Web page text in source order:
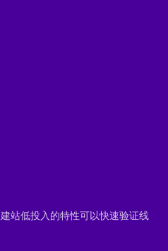
站低投入的特性可以快速验证线